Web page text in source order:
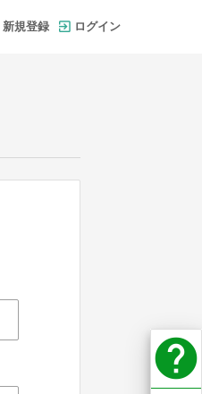
新規登録 ログイン
help